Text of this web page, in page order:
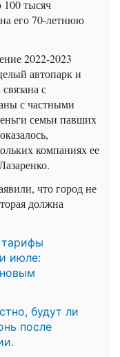
тысяч
его 70-летнюю
2022-2023
автопарк и
с
с частными
семьи павших
компаниях ее
что город не
должна
тарифы
июле:
будут ли
после